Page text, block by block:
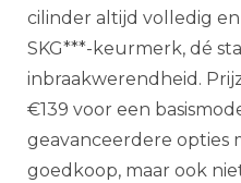
cilinder altijd volledig
SKG***-keurmerk, dé
inbraakwerendheid.
€139 voor een
geavanceerdere opties
goedkoop, maar ook